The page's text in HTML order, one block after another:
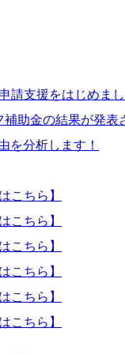
請支援をはじめまし
助金の結果が発表
を分析します！
こちら】
こちら】
こちら】
こちら】
こちら】
こちら】